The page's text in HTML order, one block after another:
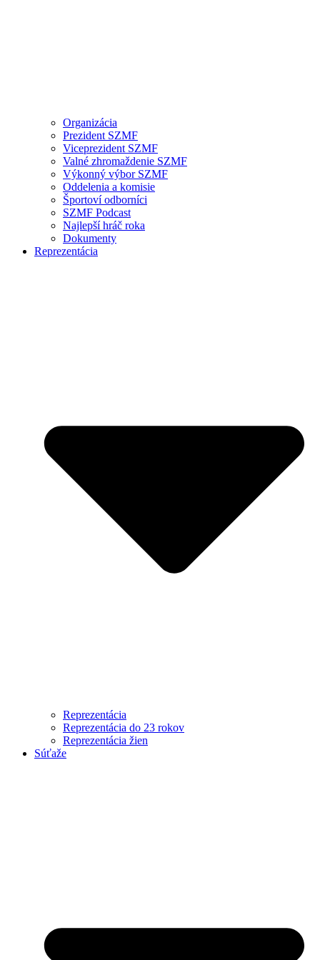
Organizácia
Prezident SZMF
Viceprezident SZMF
Valné zhromaždenie SZMF
Výkonný výbor SZMF
Oddelenia a komisie
Športoví odborníci
SZMF Podcast
Najlepší hráč roka
Dokumenty
Reprezentácia
Reprezentácia
Reprezentácia do 23 rokov
Reprezentácia žien
Súťaže